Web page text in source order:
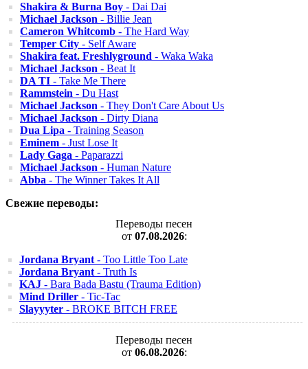
Shakira & Burna Boy - Dai Dai
Michael Jackson - Billie Jean
Cameron Whitcomb - The Hard Way
Temper City - Self Aware
Shakira feat. Freshlyground - Waka Waka
Michael Jackson - Beat It
DA TI - Take Me There
Rammstein - Du Hast
Michael Jackson - They Don't Care About Us
Michael Jackson - Dirty Diana
Dua Lipa - Training Season
Eminem - Just Lose It
Lady Gaga - Paparazzi
Michael Jackson - Human Nature
Abba - The Winner Takes It All
Свежие переводы:
Переводы песен
от 07.08.2026:
Jordana Bryant - Too Little Too Late
Jordana Bryant - Truth Is
KAJ - Bara Bada Bastu (Trauma Edition)
Mind Driller - Tic-Tac
Slayyyter - BROKE BITCH FREE
Переводы песен
от 06.08.2026: